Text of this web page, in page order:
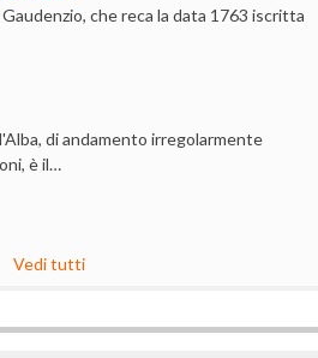
che reca la data 1763 iscritta
di andamento irregolarmente
è il…
Vedi tutti